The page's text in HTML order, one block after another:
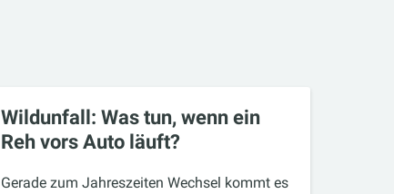
Wildunfall: Was tun, wenn ein
Reh vors Auto läuft?
Gerade zum Jahreszeiten Wechsel kommt es